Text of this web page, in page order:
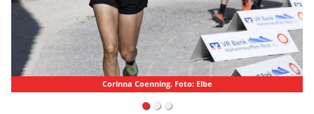
Corinna Coenning. Foto: Elbe